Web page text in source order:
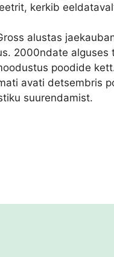
kerkib
alustas
2000ndate alguses
poodide
avati detsembris
suurendamist.